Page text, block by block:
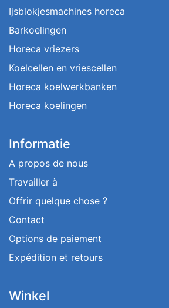
Ijsblokjesmachines horeca
Barkoelingen
Horeca vriezers
Koelcellen en vriescellen
Horeca koelwerkbanken
Horeca koelingen
Informatie
A propos de nous
Travailler à
Offrir quelque chose ?
Contact
Options de paiement
Expédition et retours
Winkel